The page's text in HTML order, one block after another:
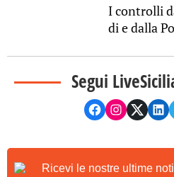
I controlli
di e dalla
Segui
Ricevi le nostre ultime